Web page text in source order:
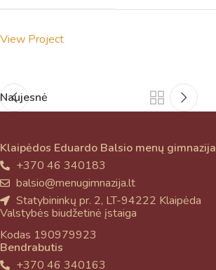
View Project
Naujesnė
Klaipėdos Eduardo Balsio menų gimnazija
+370 46 340183
balsio@menugimnazija.lt
Statybininkų pr. 2, LT-94222 Klaipėda
Valstybės biudžetinė įstaiga
Kodas 190979923
Bendrabutis
+370 46 340163